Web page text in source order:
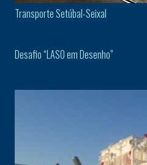
Transporte Setúbal-Seixal
Desafio “LASO em Desenho”